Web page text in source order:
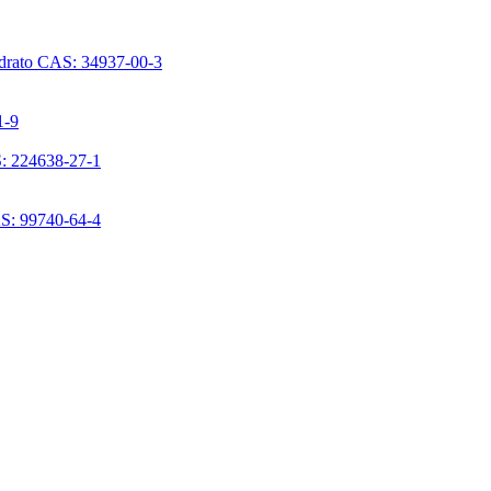
CAS: 34937-00-3
9
224638-27-1
99740-64-4